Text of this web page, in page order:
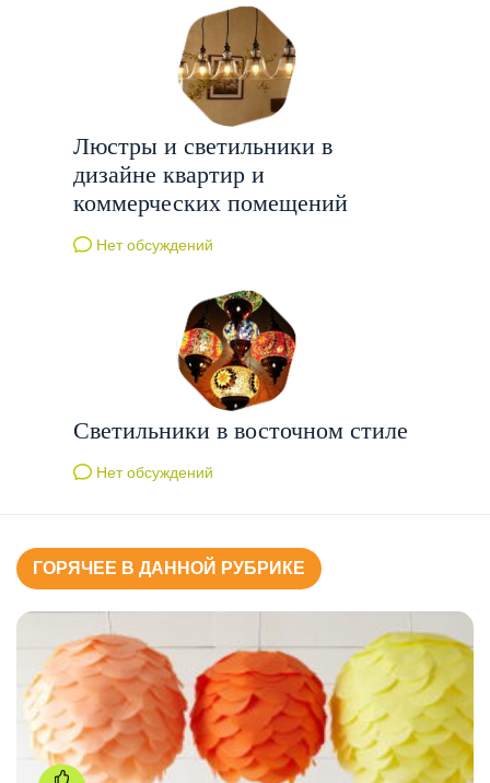
Люстры и светильники в
дизайне квартир и
коммерческих помещений
Нет обсуждений
Светильники в восточном стиле
Нет обсуждений
ГОРЯЧЕЕ В ДАННОЙ РУБРИКЕ